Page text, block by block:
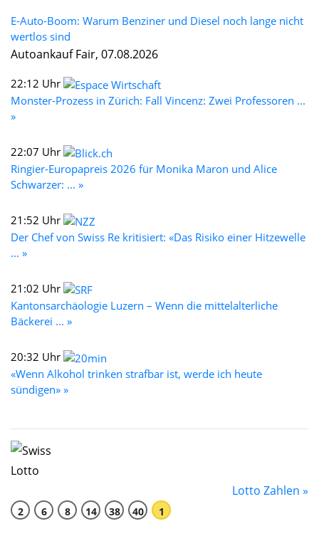
E-Auto-Boom: Warum Benziner und Diesel noch lange nicht
wertlos sind
Autoankauf Fair, 07.08.2026
22:12 Uhr
Monster-Prozess in Zürich: Fall Vincenz: Zwei Professoren ...
»
22:07 Uhr
Ringier-Europapreis 2026 für Monika Maron und Alice
Schwarzer: ... »
21:52 Uhr
Der Chef von Swiss Re kritisiert: «Das Risiko einer Hitzewelle
... »
21:02 Uhr
Kantonsarchäologie Luzern – Wenn die mittelalterliche
Bäckerei ... »
20:32 Uhr
«Wenn Alkohol trinken strafbar ist, werde ich heute
sündigen» »
Lotto Zahlen »
2 6 8 14 38 40 1